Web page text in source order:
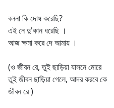
বলনা কি দোষ করেছি?
এই নে দু'কান ধরেছি ।
আজ ক্ষমা করে দে আমায় ।
(ও জীবন রে, তুই ছাড়িয়া যাসনে মোরে
তুই জীবন ছাড়িয়া গেলে, আদর করবে কে
জীবন রে )